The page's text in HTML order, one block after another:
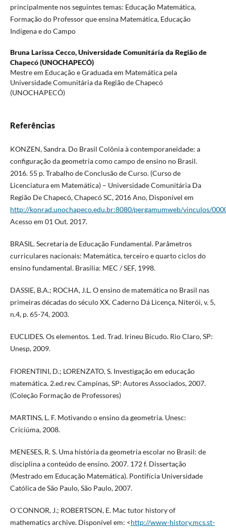
principalmente nos seguintes temas: Educação Matemática,
Formação do Professor que ensina Matemática, Educação
Indígena e do Campo
Bruna Larissa Cecco,Universidade Comunitária da Região de
Chapecó (UNOCHAPECÓ)
Mestre em Educação e Graduada em Matemática pela
Universidade Comunitária da Região de Chapecó
(UNOCHAPECÓ)
Referências
KONZEN, Sandra. Do Brasil Colônia à contemporaneidade: a
configuração da geometria como campo de ensino no Brasil.
2016. 55 p. Trabalho de Conclusão de Curso. (Curso de
Licenciatura em Matemática) – Universidade Comunitária Da
Região De Chapecó, Chapecó SC, 2016 Ano, Disponível em
http://konrad.unochapeco.edu.br:8080/pergamumweb/vinculos/
Acesso em 01 Out. 2017.
BRASIL. Secretaria de Educação Fundamental. Parâmetros
curriculares nacionais: Matemática, terceiro e quarto ciclos do
ensino fundamental. Brasília: MEC / SEF, 1998.
DASSIE, B.A.; ROCHA, J.L. O ensino de matemática no Brasil nas
primeiras décadas do século XX. Caderno Dá Licença, Niterói, v. 5,
n.4, p. 65-74, 2003.
EUCLIDES. Os elementos. 1.ed. Trad. Irineu Bicudo. Rio Claro, SP:
Unesp, 2009.
FIORENTINI, D.; LORENZATO, S. Investigação em educação
matemática. 2.ed.rev. Campinas, SP: Autores Associados, 2007.
(Coleção Formação de Professores)
MARTINS, L. F. Motivando o ensino da geometria. Unesc:
Criciúma, 2008.
MENESES, R. S. Uma história da geometria escolar no Brasil: de
disciplina a conteúdo de ensino. 2007. 172 f. Dissertação
(Mestrado em Educação Matemática). Pontifícia Universidade
Católica de São Paulo, São Paulo, 2007.
O´CONNOR, J.; ROBERTSON, E. Mac tutor history of
mathematics archive. Disponível em: <http://www-history.mcs.st-